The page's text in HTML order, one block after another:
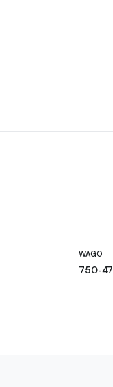
WAGO
750-